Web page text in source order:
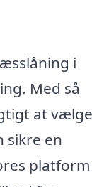
i
Med så
at vælge
sikre en
platform